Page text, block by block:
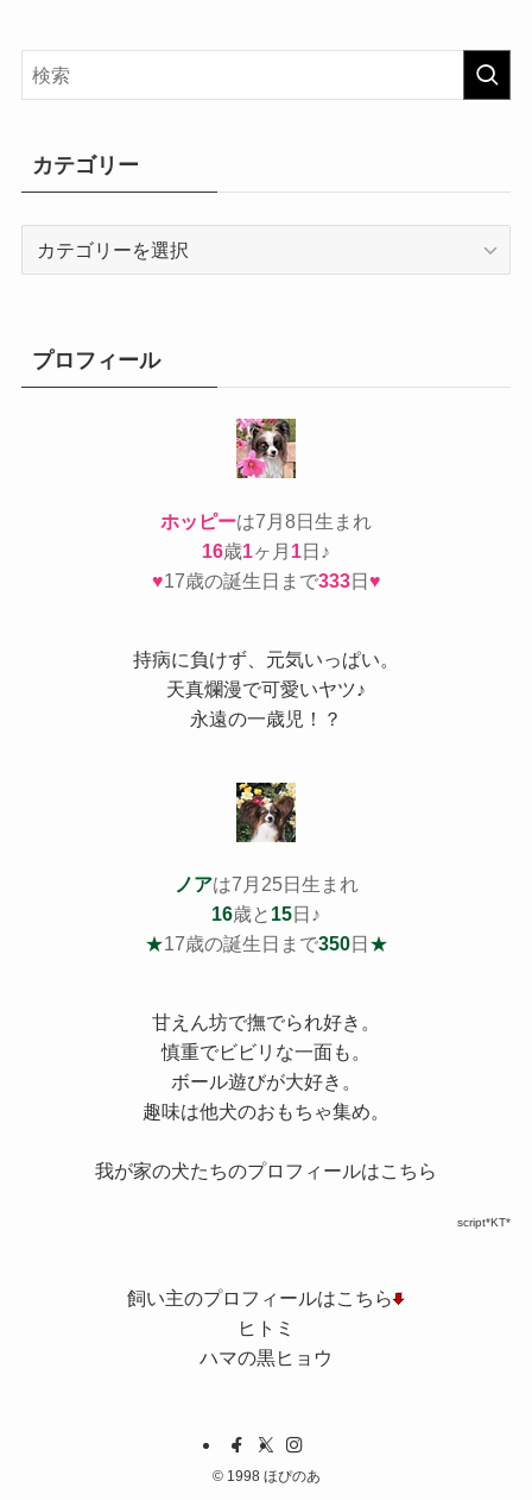
カテゴリー
ープロフィール
ホッピーは7月8日生まれ
16歳1 ヶ月 1 日♪
♥17歳の誕生日まで333日♥
持病に負けず、元気いっぱい。
天真爛漫で可愛いヤツ♪
永遠の一歳児！？
ノアは7月25日生まれ
16歳と 15日♪
★17歳の誕生日まで350日 ★
甘えん坊で撫でられ好き。
慎重でビビリな一面も。
ボール遊びが大好き。
趣味は他犬のおもちゃ集め。
我が家の犬たちのプロフィールはこちら
script*KT*
飼い主のプロフィールはこちら
ヒトミ
ハマの黒ヒョウ
©1998 ほぴのあ